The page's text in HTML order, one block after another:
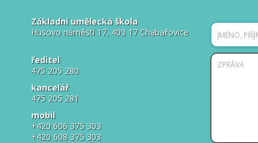
Základní umělecká škola
Husovo náměstí 17, 403 17 Chabařovice
ředitel
475 205 280
kancelář
475 205 281
mobil
+420 606 375 303
+420 608 375 303